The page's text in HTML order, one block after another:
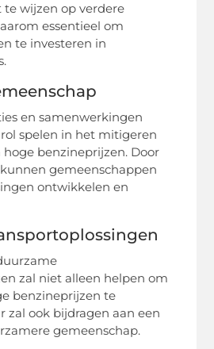
wijzen op verdere
essentieel om
te investeren in
en samenwerkingen
spelen in het mitigeren
benzineprijzen. Door
gemeenschappen
ontwikkelen en
zal niet alleen helpen om
benzineprijzen te
zal ook bijdragen aan een
gemeenschap.